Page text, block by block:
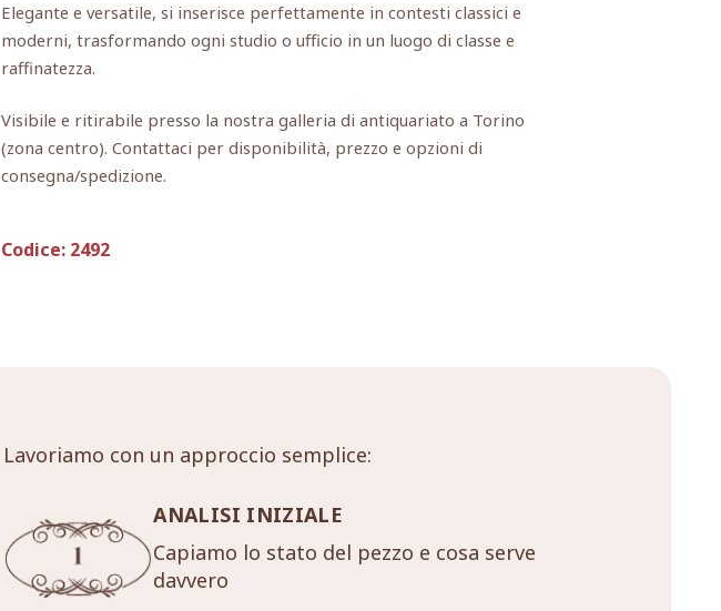
Elegante e versatile, si inserisce perfettamente in contesti classici e
moderni, trasformando ogni studio o ufficio in un luogo di classe e
raffinatezza.
Visibile e ritirabile presso la nostra galleria di antiquariato a Torino
(zona centro). Contattaci per disponibilità, prezzo e opzioni di
consegna/spedizione.
Codice: 2492
Lavoriamo con un approccio semplice:
ANALISI INIZIALE
Capiamo lo stato del pezzo e cosa serve
davvero